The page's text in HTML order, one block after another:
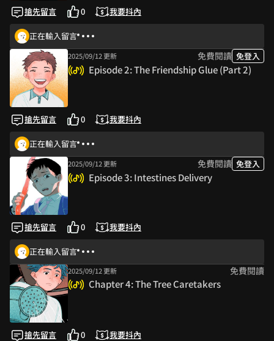
搶先留言 0 我要抖內
正在輸入留言
2025/09/12 更新 免費閱讀 免登入
Episode 2: The Friendship Glue (Part 2)
搶先留言 0 我要抖內
正在輸入留言
2025/09/12 更新 免費閱讀 免登入
Episode 3: Intestines Delivery
搶先留言 0 我要抖內
正在輸入留言
2025/09/12 更新 免費閱讀
Chapter 4: The Tree Caretakers
搶先留言 0 我要抖內